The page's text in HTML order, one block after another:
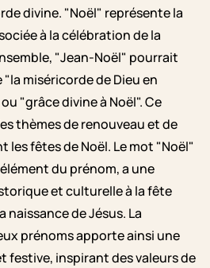
divine. "Noël" représente la
à la célébration de la
"Jean-Noël" pourrait
miséricorde de Dieu en
"grâce divine à Noël". Ce
thèmes de renouveau et de
les fêtes de Noël. Le mot "Noël"
du prénom, a une
et culturelle à la fête
de Jésus. La
prénoms apporte ainsi une
festive, inspirant des valeurs de